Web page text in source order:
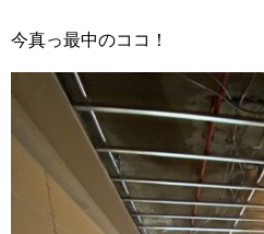
今真っ最中のココ！